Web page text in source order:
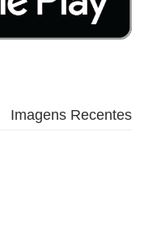
Imagens Recentes